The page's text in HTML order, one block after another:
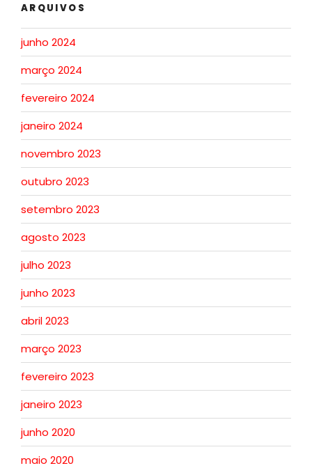
ARQUIVOS
junho 2024
março 2024
fevereiro 2024
janeiro 2024
novembro 2023
outubro 2023
setembro 2023
agosto 2023
julho 2023
junho 2023
abril 2023
março 2023
fevereiro 2023
janeiro 2023
junho 2020
maio 2020